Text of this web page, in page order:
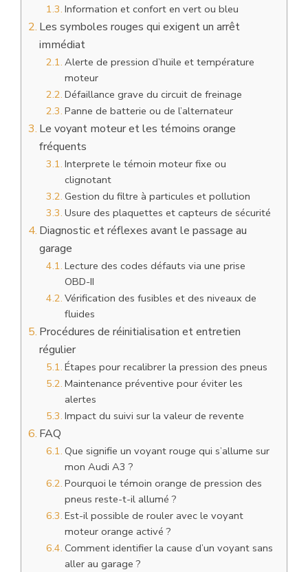
Information et confort en vert ou bleu
Les symboles rouges qui exigent un arrêt
immédiat
Alerte de pression d’huile et température
moteur
Défaillance grave du circuit de freinage
Panne de batterie ou de l’alternateur
Le voyant moteur et les témoins orange
fréquents
Interprete le témoin moteur fixe ou
clignotant
Gestion du filtre à particules et pollution
Usure des plaquettes et capteurs de sécurité
Diagnostic et réflexes avant le passage au
garage
Lecture des codes défauts via une prise
OBD-II
Vérification des fusibles et des niveaux de
fluides
Procédures de réinitialisation et entretien
régulier
Étapes pour recalibrer la pression des pneus
Maintenance préventive pour éviter les
alertes
Impact du suivi sur la valeur de revente
FAQ
Que signifie un voyant rouge qui s’allume sur
mon Audi A3 ?
Pourquoi le témoin orange de pression des
pneus reste-t-il allumé ?
Est-il possible de rouler avec le voyant
moteur orange activé ?
Comment identifier la cause d’un voyant sans
aller au garage ?